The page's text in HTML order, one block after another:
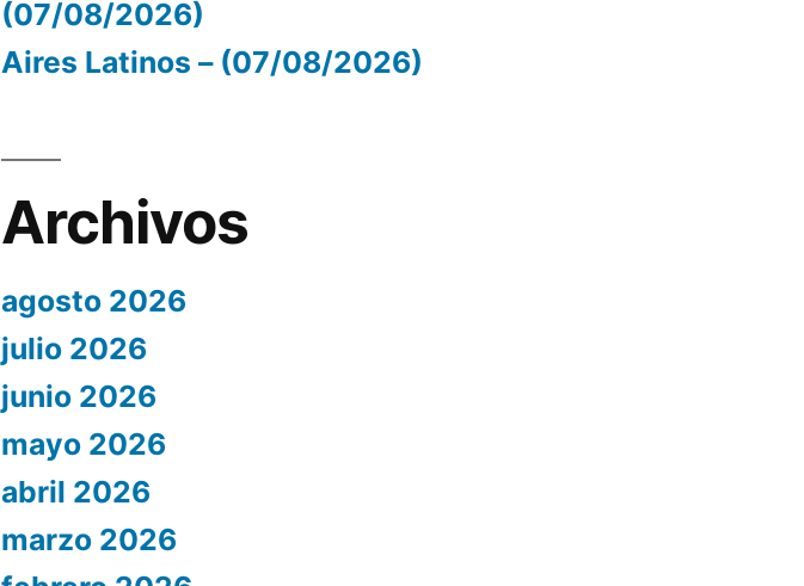
(07/08/2026)
Aires Latinos – (07/08/2026)
Archivos
agosto 2026
julio 2026
junio 2026
mayo 2026
abril 2026
marzo 2026